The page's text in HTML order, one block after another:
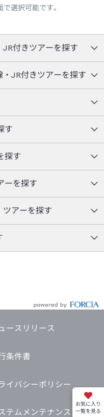
選択可能です。
お気に入り
一覧を見る
付きツアーを探す
JR付きツアーを探す
す
探す
ーを探す
ツアーを探す
ースリリース
条件書
イバシーポリシー
テムメンテナンス